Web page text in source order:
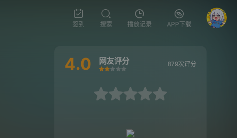
签到 搜索 播放记录 APP下载
4.0 网友评分
很差较差还行
推荐
力荐
879次评分
较差还行推荐力荐